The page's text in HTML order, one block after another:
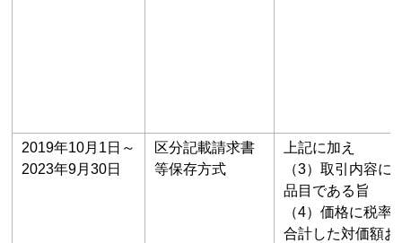
2019年10月1日～
2023年9月30日
区分記載請求書
等保存方式
上記に加え
（3）取引内容に
品目である旨
（4）価格に税率
合計した対価額